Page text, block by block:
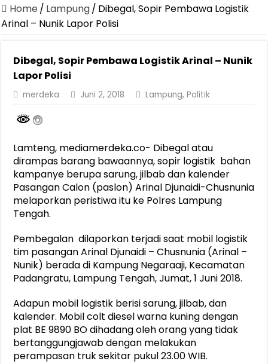
Home / Lampung/ Dibegal, Sopir Pembawa Logistik
Arinal – Nunik Lapor Polisi
Dibegal, Sopir Pembawa Logistik Arinal – Nunik
Lapor Polisi
merdeka Juni 2, 2018 Lampung,Politik
Lamteng, mediamerdeka.co- Dibegal atau
dirampas barang bawaannya, sopir logistik bahan
kampanye berupa sarung, jilbab dan kalender
Pasangan Calon (paslon) Arinal Djunaidi-Chusnunia
melaporkan peristiwa itu ke Polres Lampung
Tengah.
Pembegalan dilaporkan terjadi saat mobil logistik
tim pasangan Arinal Djunaidi – Chusnunia (Arinal –
Nunik) berada di Kampung Negaraaji, Kecamatan
Padangratu, Lampung Tengah, Jumat, 1 Juni 2018.
Adapun mobil logistik berisi sarung, jilbab, dan
kalender. Mobil colt diesel warna kuning dengan
plat BE 9890 BO dihadang oleh orang yang tidak
bertanggungjawab dengan melakukan
perampasan truk sekitar pukul 23.00 WIB.